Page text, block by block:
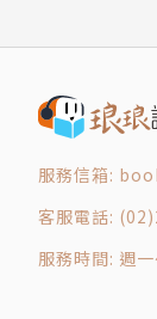
該組
弗爾
光閱讀
逐項記
把一堆
理解
第7
科技
服務信箱:
客服電話:
服務時間: 週